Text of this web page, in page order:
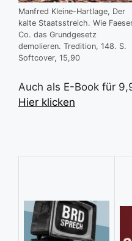
Manfred Kleine-Hartlage, Der
kalte Staatsstreich. Wie
Co. das Grundgesetz
demolieren. Tredition, 148. S.
Softcover, 15,90
Auch als E-Book für
Hier klicken